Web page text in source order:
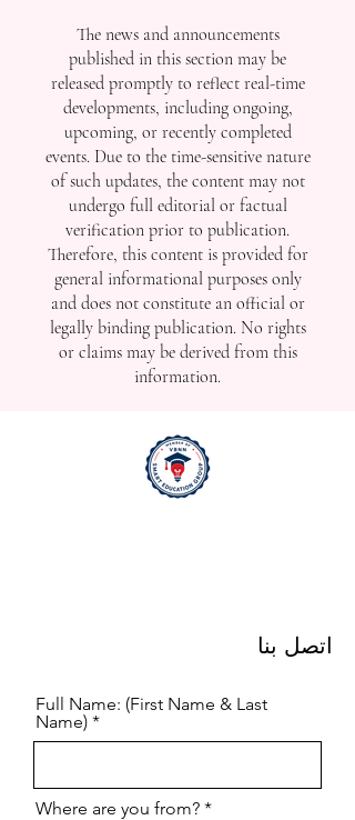
The news and announcements
published in this section may be
released promptly to reflect real-time
developments, including ongoing,
upcoming, or recently completed
events. Due to the time-sensitive nature
of such updates, the content may not
undergo full editorial or factual
verification prior to publication.
Therefore, this content is provided for
general informational purposes only
and does not constitute an official or
legally binding publication. No rights
or claims may be derived from this
information.
اتصل بنا
Full Name: (First Name & Last
Name)
Where are you from?